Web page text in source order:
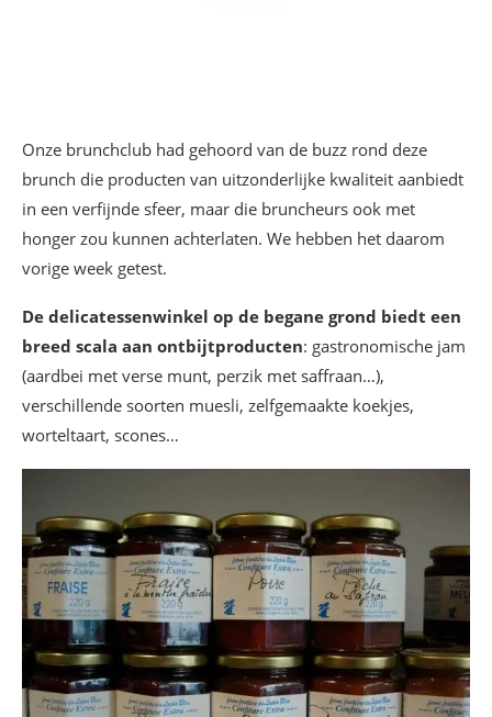
Onze brunchclub had gehoord van de buzz rond deze
brunch die producten van uitzonderlijke kwaliteit aanbiedt
in een verfijnde sfeer, maar die bruncheurs ook met
honger zou kunnen achterlaten. We hebben het daarom
vorige week getest.
De delicatessenwinkel op de begane grond biedt een
breed scala aan ontbijtproducten: gastronomische jam
(aardbei met verse munt, perzik met saffraan…),
verschillende soorten muesli, zelfgemaakte koekjes,
worteltaart, scones…